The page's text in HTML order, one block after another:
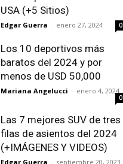
USA (+5 Sitios)
Edgar Guerra - enero 27, 2024 0
Los 10 deportivos más
baratos del 2024 y por
menos de USD 50,000
Mariana Angelucci - enero 4, 2024
0
Las 7 mejores SUV de tres
filas de asientos del 2024
(+IMÁGENES Y VIDEOS)
Edgar Guerra - septiembre 20, 2023